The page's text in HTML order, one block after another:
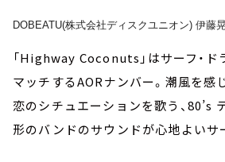
DOBEATU(株式会社ディスクユニオン) 伊藤
「Highway Coconuts」はサーフ・
マッチするAORナンバー。潮風を感
恋のシチュエーションを歌う、80’s
形のバンドのサウンドが心地よいサ